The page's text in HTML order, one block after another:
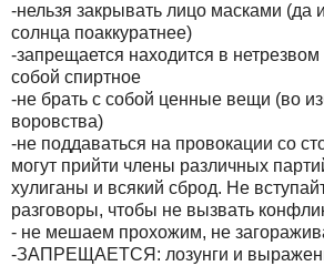
-нельзя закрывать лицо масками (да
солнца поаккуратнее)
-запрещается находится в
собой спиртное
-не брать с собой ценные вещи (во
воровства)
-не поддаваться на провокации со
могут прийти члены различных
хулиганы и всякий сброд. Не
разговоры, чтобы не вызвать
- не мешаем прохожим, не
-ЗАПРЕЩАЕТСЯ: лозунги и